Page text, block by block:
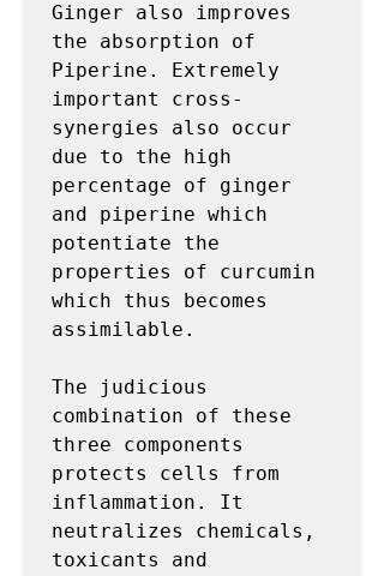
Ginger also improves
the absorption of
Piperine. Extremely
important cross-
synergies also occur
due to the high
percentage of ginger
and piperine which
potentiate the
properties of curcumin
which thus becomes
assimilable.
The judicious
combination of these
three components
protects cells from
inflammation. It
neutralizes chemicals,
toxicants and